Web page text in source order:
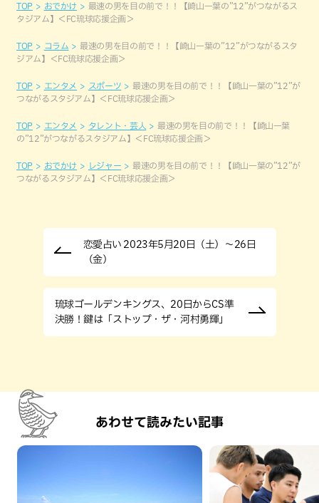
TOP おでかけ
最速の男を目の前で！！【崎山一葉の”12”がつながるス
タジアム】＜FC琉球応援企画＞
TOP コラム
最速の男を目の前で！！【崎山一葉の”12”がつながるスタ
ジアム】＜FC琉球応援企画＞
TOP エンタメ スポーツ
最速の男を目の前で！！【崎山一葉の”12”が
つながるスタジアム】＜FC琉球応援企画＞
TOP エンタメ タレント・芸人
最速の男を目の前で！！【崎山一葉
の”12”がつながるスタジアム】＜FC琉球応援企画＞
TOP おでかけ レジャー
最速の男を目の前で！！【崎山一葉の”12”が
つながるスタジアム】＜FC琉球応援企画＞
恋愛占い 2023年5月20日（土）～26日
（金）
琉球ゴールデンキングス、20日からCS準
決勝！鍵は「ストップ・ザ・河村勇輝」
あわせて読みたい記事